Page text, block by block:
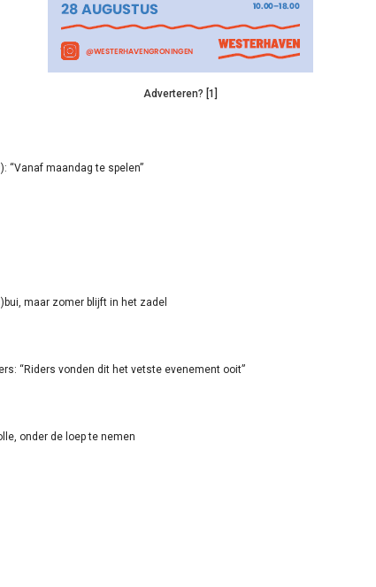
Adverteren? [1]
“Vanaf maandag te spelen”
maar zomer blijft in het zadel
“Riders vonden dit het vetste evenement ooit”
onder de loep te nemen